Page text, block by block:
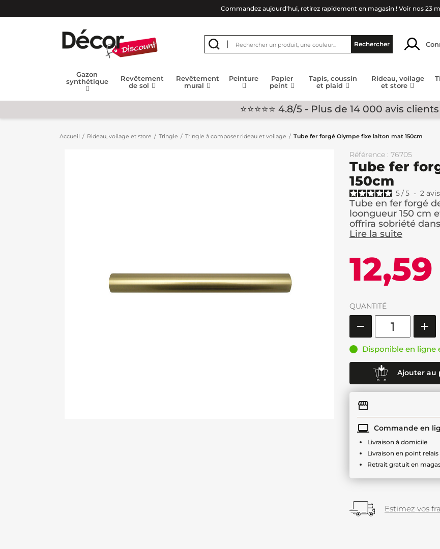
Commandez aujourd'hui, retirez rapidement en magasin ! Voir nos 23
Rechercher
Gazon
synthétique
Revêtement
de sol
Revêtement
mural
Peinture
Papier
peint
Tapis, coussin
et plaid
Rideau, voilage
et store
⭐⭐⭐⭐⭐ 4.8/5 - Plus de 14 000 avis
Accueil Rideau, voilage et store Tringle Tringle à composer rideau et voilage Tube fer forgé Olympe fixe laiton mat 150cm
Référence : 76705
Tube fer
150cm
5/5 - 2 avis
Tube en fer forgé
loongueur 150 cm
offrira sobriété
Lire la suite
QUANTITÉ
Disponible en ligne
Ajouter au
Commande en
Livraison à domicile
Livraison en point relais
Retrait gratuit en
Estimez vos